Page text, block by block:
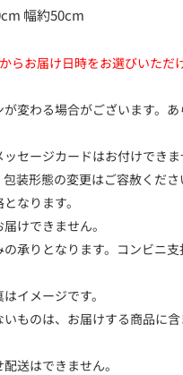
幅約50cm
らお届け日時をお選びいただけ
変わる場合がございます。
セージカードはお付けできま
装形態の変更はご容赦くださ
なります。
けできません。
承りとなります。コンビニ支
イメージです。
ものは、お届けする商品に含
送はできません。